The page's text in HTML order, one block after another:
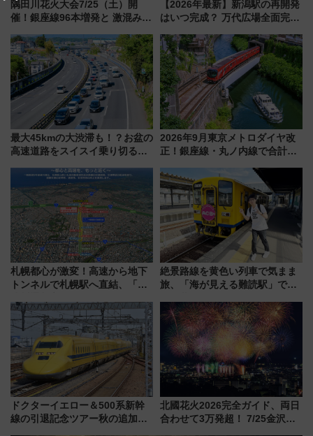
隅田川花火大会7/25（土）開
催！銀座線96本増発と 激混みの
アクセス攻略法、2万発の花火が
都心の夜に！
【2026年最新】新潟駅の再開発
はいつ完成？ 万代広場全面完成
開発、バスタ新潟構想まで徹底
解説！
最大45kmの大渋滞も！？お盆の
高速道路をスイスイ乗り切る快
2026年9月東京メトロダイヤ改
正！銀座線・丸ノ内線で合計
待
札幌都心が激変！高速から地下
トンネルで札幌駅へ直結、「創
から本格着工、延長4.8km整備
事業の全貌
絶景路線を黄色い列車で気まま
旅、「海が見える難読駅」で幸
「新・鉄道ひとり旅」279回目
の舞台は「島原鉄道」
ドクターイエロー＆500系新幹
線の引退記念ツアー秋の追加企
北國花火2026完全ガイド、両日
合わせて3万発超！ 7/25金沢大